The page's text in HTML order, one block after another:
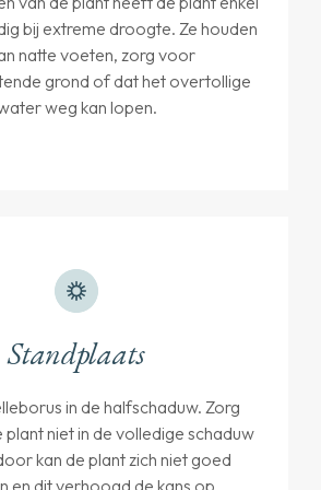
bij extreme droogte. Ze houden
natte voeten, zorg voor
grond of dat het overtollige
weg kan lopen.
Standplaats
in de halfschaduw. Zorg
niet in de volledige schaduw
kan de plant zich niet goed